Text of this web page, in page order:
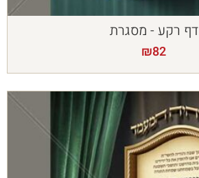
דף רקע - מסגרת
₪82